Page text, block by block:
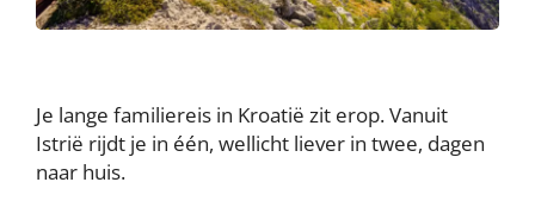
Je lange familiereis in Kroatië zit erop. Vanuit
Istrië rijdt je in één, wellicht liever in twee, dagen
naar huis.